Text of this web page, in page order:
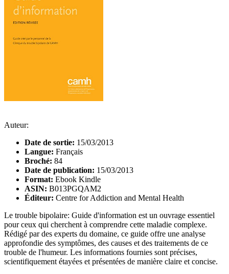
Auteur:
Date de sortie: 15/03/2013
Langue: Français
Broché: 84
Date de publication: 15/03/2013
Format: Ebook Kindle
ASIN: B013PGQAM2
Éditeur: Centre for Addiction and Mental Health
Le trouble bipolaire: Guide d'information est un ouvrage essentiel
pour ceux qui cherchent à comprendre cette maladie complexe.
Rédigé par des experts du domaine, ce guide offre une analyse
approfondie des symptômes, des causes et des traitements de ce
trouble de l'humeur. Les informations fournies sont précises,
scientifiquement étayées et présentées de manière claire et concise.